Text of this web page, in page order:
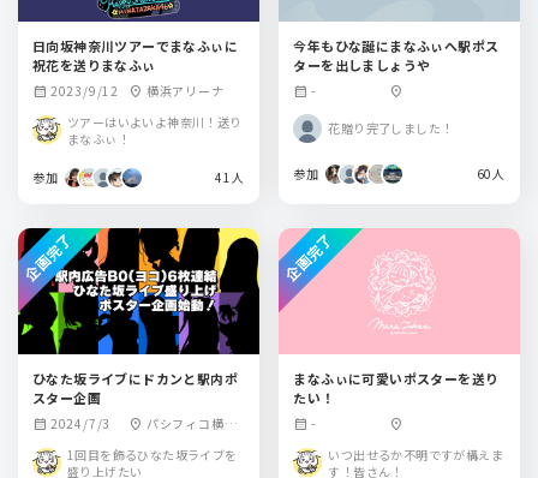
日向坂神奈川ツアーでまなふぃに
祝花を送りまなふぃ
calendar_month 2023/9/12 location_on 横浜アリーナ
ツアーはいよいよ神奈川！送り
まなふぃ！
参加 41人
今年もひな誕にまなふぃへ駅ポス
ターを出しましょうや
calendar_month - location_on
花贈り完了しました！
参加 60人
ひなた坂ライブにドカンと駅内ポ
スター企画
calendar_month 2024/7/3 location_on パシフィコ横浜
1回目を飾るひなた坂ライブを
盛り上げたい
企画完了
まなふぃに可愛いポスターを送り
たい！
calendar_month - location_on
いつ出せるか不明ですが構えま
す！皆さん！
企画完了